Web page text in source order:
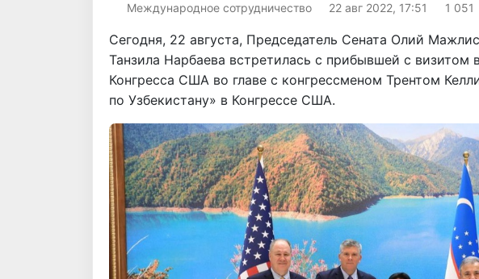
Международное сотрудничество 22 авг 2022, 17:51 1 051
Сегодня, 22 августа, Председатель Сената Олий
Танзила Нарбаева встретилась с прибывшей с визитом
Конгресса США во главе с конгрессменом Трентом
по Узбекистану» в Конгрессе США.